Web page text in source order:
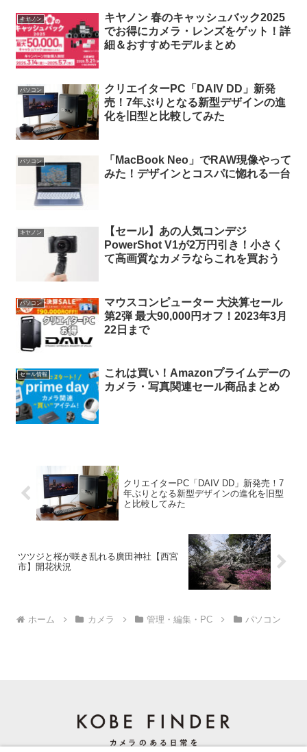
キヤノン
キヤノン 春のキャッシュバック2025
でお得にカメラ・レンズをゲット！詳
細＆おすすめモデルまとめ
パソコン
クリエイターPC「DAIV DD」新発
売！7年ぶりとなる新型デザインの進
化を旧型と比較してみた
パソコン
「MacBook Neo」でRAW現像やって
みた！デザインとコスパに惚れる一台
キヤノン
【セール】あの人気コンデジ
PowerShot V1が2万円引き！小さく
て高画質なカメラならこれを買おう
パソコン
マウスコンピューター 大決算セール
第2弾 最大90,000円オフ！2023年3月
22日まで
セール情報
これは買い！Amazonプライムデーの
カメラ・写真関連セール商品まとめ
クリエイターPC「DAIV DD」新発売！7
年ぶりとなる新型デザインの進化を旧型
と比較してみた
ツツジと桜が咲き乱れる廣田神社【西宮
市】開花状況
ホーム カメラ 管理・編集・PC パソコン